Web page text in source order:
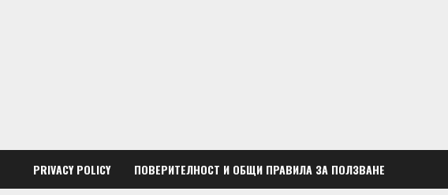
PRIVACY POLICY ПОВЕРИТЕЛНОСТ И ОБЩИ ПРАВИЛА ЗА ПОЛЗВАНЕ